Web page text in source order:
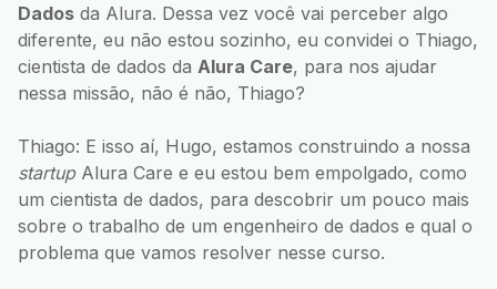
Dados da Alura. Dessa vez você vai perceber algo
diferente, eu não estou sozinho, eu convidei o Thiago,
cientista de dados da Alura Care, para nos ajudar
nessa missão, não é não, Thiago?
Thiago: E isso aí, Hugo, estamos construindo a nossa
startupAlura Care e eu estou bem empolgado, como
um cientista de dados, para descobrir um pouco mais
sobre o trabalho de um engenheiro de dados e qual o
problema que vamos resolver nesse curso.